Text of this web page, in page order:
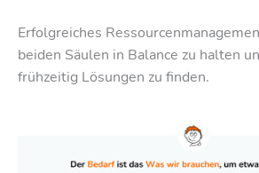
Erfolgreiches
beiden Säulen in Balance zu halten
frühzeitig Lösungen zu finden.